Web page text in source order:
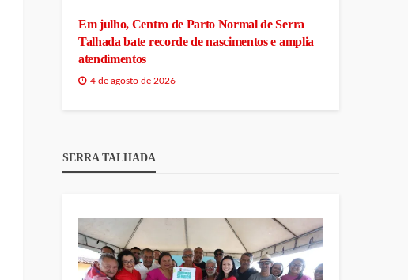
Em julho, Centro de Parto Normal de Serra
Talhada bate recorde de nascimentos e amplia
atendimentos
4 de agosto de 2026
SERRA TALHADA